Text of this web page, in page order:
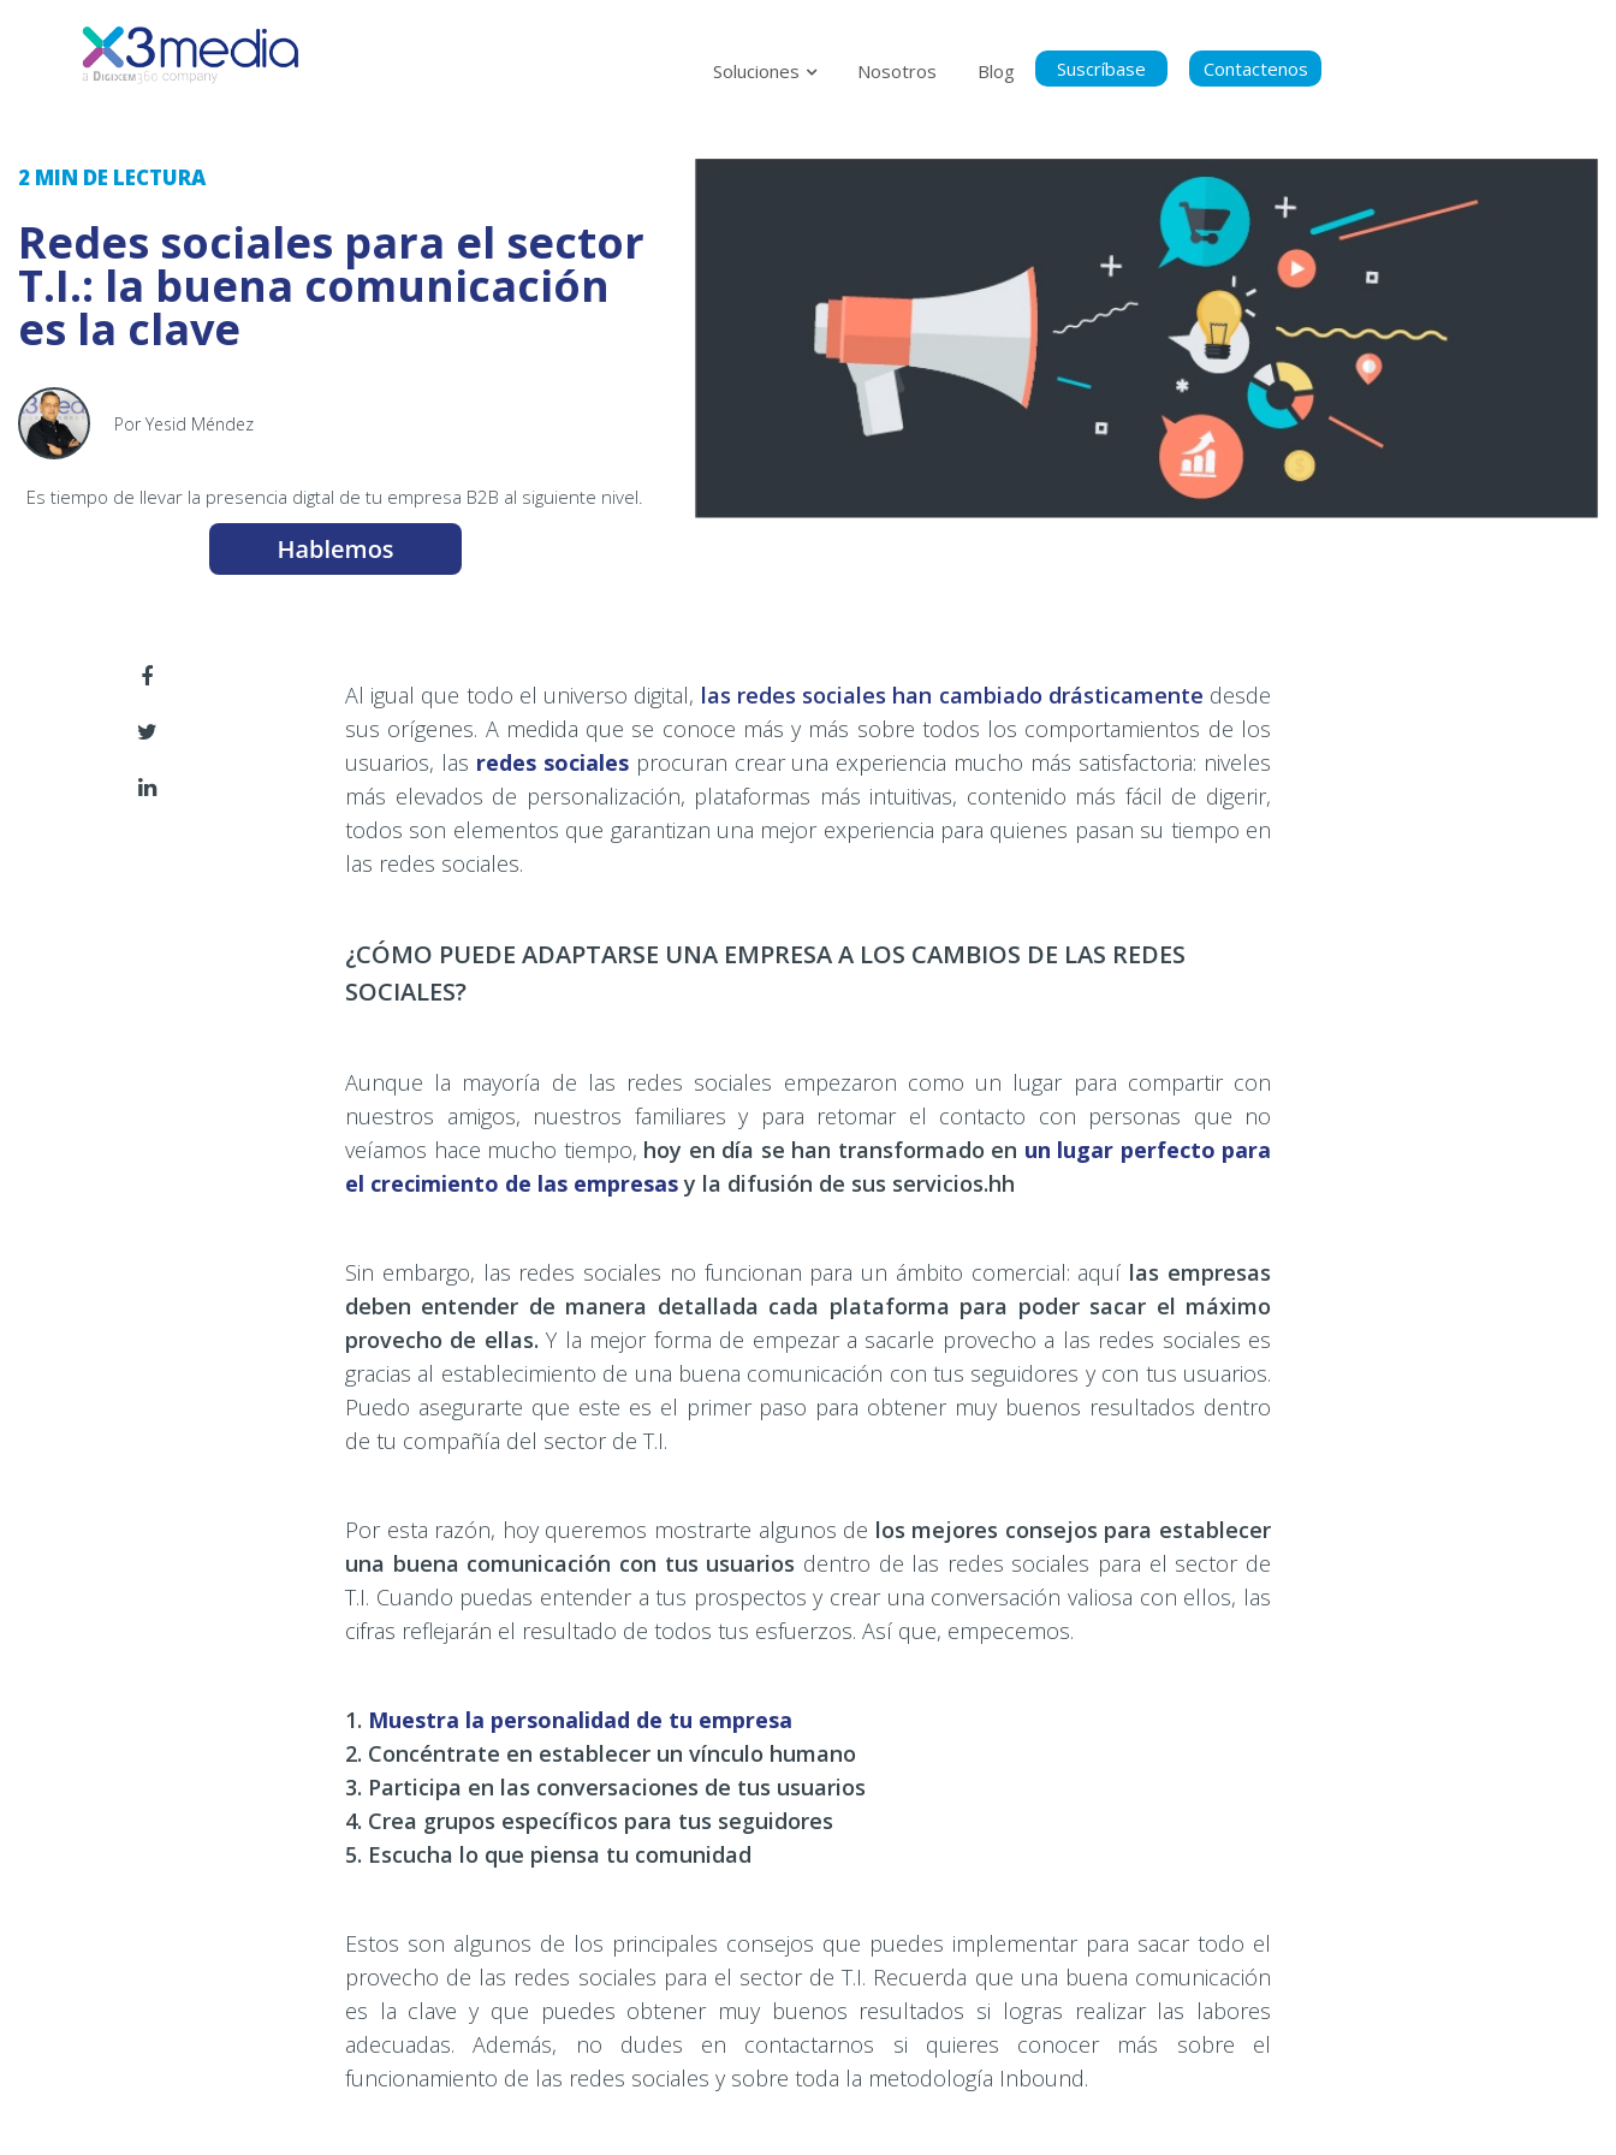
Soluciones Nosotros Blog Suscríbase
al tanto del contenido nuevo
Politica Privacidad
Acepto la Política de Privacidad
Contactenos
2 MIN DE LECTURA
Redes sociales para el sector
T.I.: la buena comunicación
es la clave
Por Yesid Méndez
Es tiempo de llevar la presencia digtal de tu empresa B2B al siguiente nivel.
Al igual que todo el universo digital, las redes sociales han cambiado drásticamente desde
sus orígenes. A medida que se conoce más y más sobre todos los comportamientos de los
usuarios, las redes socialesprocuran crear una experiencia mucho más satisfactoria: niveles
más elevados de personalización, plataformas más intuitivas, contenido más fácil de digerir,
todos son elementos que garantizan una mejor experiencia para quienes pasan su tiempo en
las redes sociales.
¿CÓMO PUEDE ADAPTARSE UNA EMPRESA A LOS CAMBIOS DE LAS REDES
SOCIALES?
Aunque la mayoría de las redes sociales empezaron como un lugar para compartir con
nuestros amigos, nuestros familiares y para retomar el contacto con personas que no
veíamos hace mucho tiempo, hoy en día se han transformado en un lugar perfecto para
el crecimiento de las empresasy la difusión de sus servicios.hh
Sin embargo, las redes sociales no funcionan para un ámbito comercial: aquí las empresas
deben entender de manera detallada cada plataforma para poder sacar el máximo
provecho de ellas. Y la mejor forma de empezar a sacarle provecho a las redes sociales es
gracias al establecimiento de una buena comunicación con tus seguidores y con tus usuarios.
Puedo asegurarte que este es el primer paso para obtener muy buenos resultados dentro
de tu compañía del sector de T.I.
Por esta razón, hoy queremos mostrarte algunos de los mejores consejos para establecer
una buena comunicación con tus usuarios dentro de las redes sociales para el sector de
T.I. Cuando puedas entender a tus prospectos y crear una conversación valiosa con ellos, las
cifras reflejarán el resultado de todos tus esfuerzos. Así que, empecemos.
1. Muestra la personalidad de tu empresa
2. Concéntrate en establecer un vínculo humano
3. Participa en las conversaciones de tus usuarios
4. Crea grupos específicos para tus seguidores
5. Escucha lo que piensa tu comunidad
Estos son algunos de los principales consejos que puedes implementar para sacar todo el
provecho de las redes sociales para el sector de T.I. Recuerda que una buena comunicación
es la clave y que puedes obtener muy buenos resultados si logras realizar las labores
adecuadas. Además, no dudes en contactarnos si quieres conocer más sobre el
funcionamiento de las redes sociales y sobre toda la metodología Inbound.